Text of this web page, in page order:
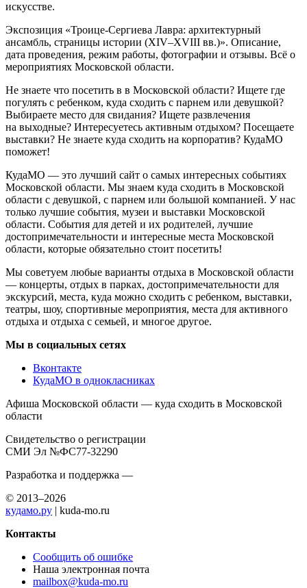
искусстве.
Экспозиция «Троице-Сергиева Лавра: архитектурный
ансамбль, страницы истории (XIV–XVIII вв.)». Описание,
дата проведения, режим работы, фотографии и отзывы. Всё о
мероприятиях Московской области.
Не знаете что посетить в в Московской области? Ищете где
погулять с ребенком, куда сходить с парнем или девушкой?
Выбираете место для свидания? Ищете развлечения
на выходные? Интересуетесь активным отдыхом? Посещаете
выставки? Не знаете куда сходить на корпоратив? КудаМО
поможет!
КудаМО — это лучший сайт о самых интересных событиях
Московской области. Мы знаем куда сходить в Московской
области с девушкой, с парнем или большой компанией. У нас
только лучшие события, музеи и выставки Московской
области. События для детей и их родителей, лучшие
достопримечательности и интересные места Московской
области, которые обязательно стоит посетить!
Мы советуем любые варианты отдыха в Московской области
— концерты, отдых в парках, достопримечательности для
экскурсий, места, куда можно сходить с ребенком, выставки,
театры, шоу, спортивные мероприятия, места для активного
отдыха и отдыха с семьей, и многое другое.
Мы в социальных сетях
Вконтакте
КудаМО в однокласниках
Афиша Московской области — куда сходить в Московской
области
Свидетельство о регистрации
СМИ Эл №ФС77-32290
Разработка и поддержка —
© 2013–2026
кудамо.ру | kuda-mo.ru
Контакты
Сообщить об ошибке
Наша электронная почта
mailbox@kuda-mo.ru